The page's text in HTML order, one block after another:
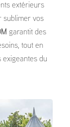
extérieurs
sublimer vos
garantit des
tout en
exigeantes du